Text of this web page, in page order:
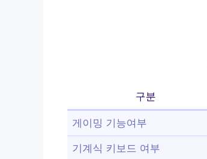
구분
게이밍 기능여부
기계식 키보드 여부